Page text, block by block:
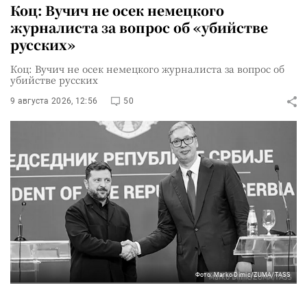
Коц: Вучич не осек немецкого
журналиста за вопрос об «убийстве
русских»
Коц: Вучич не осек немецкого журналиста за вопрос об
убийстве русских
9 августа 2026, 12:56 50
Фото: Marko Dimic/ZUMA/TASS